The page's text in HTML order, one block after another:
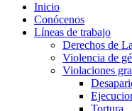
Inicio
Conócenos
Líneas de trabajo
Derechos de
Violencia de
Violaciones
Tortura